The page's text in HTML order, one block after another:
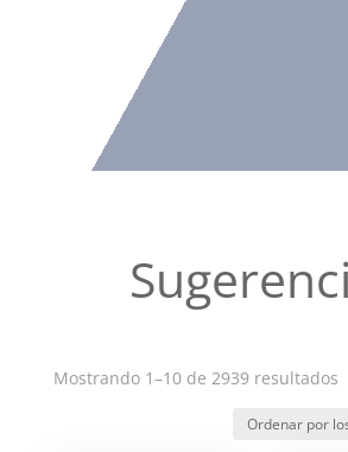
Mostrando 1–10 de 2939 resultados